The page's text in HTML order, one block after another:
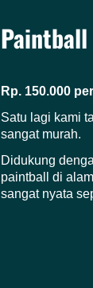
Rp. 150.000
Satu lagi kami
sangat murah.
Didukung
paintball di
sangat nyata